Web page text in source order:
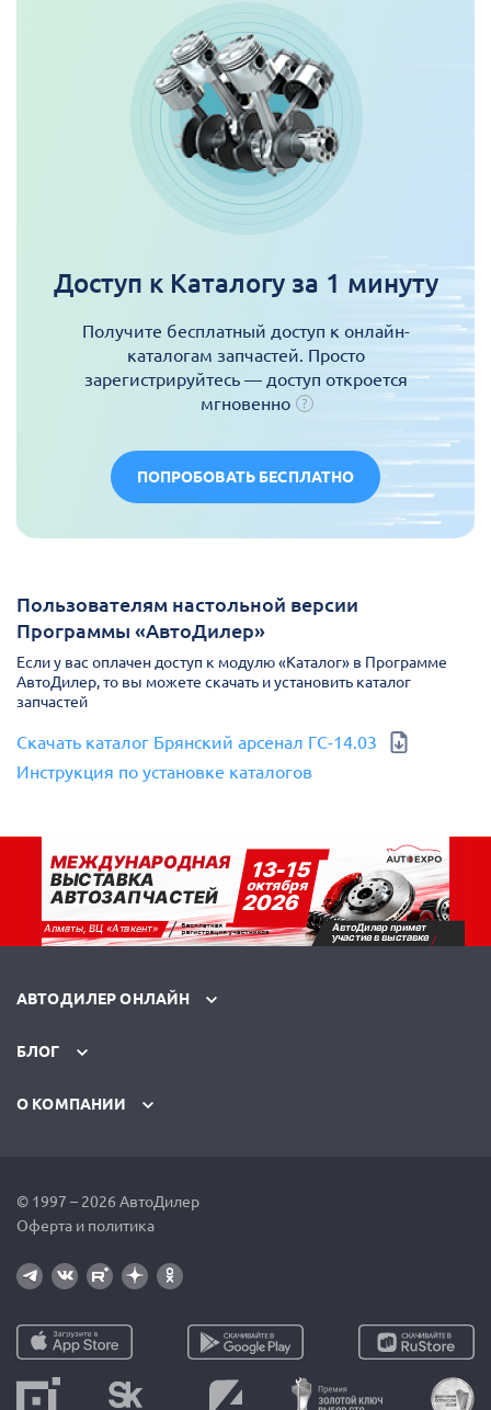
Доступ к Каталогу за 1 минуту
Получите бесплатный доступ к онлайн-
каталогам запчастей. Просто
зарегистрируйтесь — доступ откроется
мгновенно
ПОПРОБОВАТЬ БЕСПЛАТНО
Пользователям настольной версии
Программы «АвтоДилер»
Если у вас оплачен доступ к модулю «Каталог» в Программе
АвтоДилер, то вы можете скачать и установить каталог
запчастей
Скачать каталог Брянский арсенал ГС-14.03
Инструкция по установке каталогов
АВТОДИЛЕР ОНЛАЙН
БЛОГ
О КОМПАНИИ
© 1997 – 2026 АвтоДилер
Оферта и политика